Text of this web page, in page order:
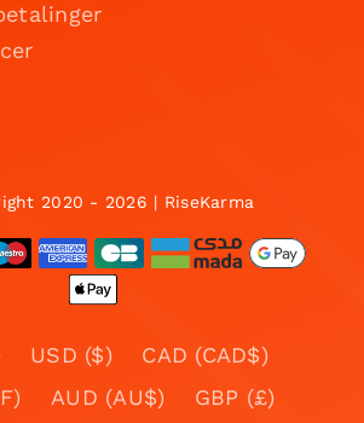
2020 - 2026 | RiseKarma
USD ($)
CAD (CAD$)
AUD (AU$)
GBP (£)